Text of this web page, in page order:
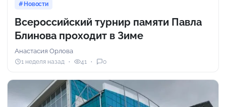
Новости
Всероссийский турнир памяти Павла
Блинова проходит в Зиме
Анастасия Орлова
1 неделя назад 41 0